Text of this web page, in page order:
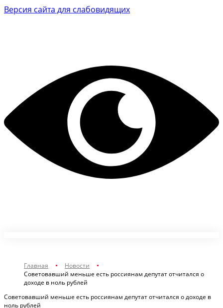
Версия сайта для слабовидящих
Главная
Новости
Советовавший меньше есть россиянам депутат отчитался о
доходе в ноль рублей
Советовавший меньше есть россиянам депутат отчитался о доходе в
ноль рублей